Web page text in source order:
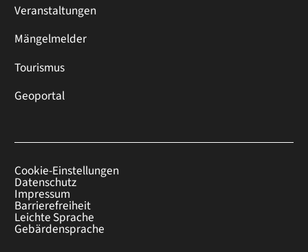
Veranstaltungen
Mängelmelder
Tourismus
Geoportal
Cookie-Einstellungen
Datenschutz
Impressum
Barrierefreiheit
Leichte Sprache
Gebärdensprache